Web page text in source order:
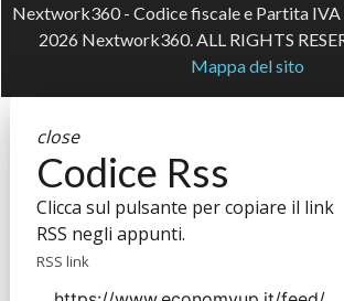
Nextwork360 - Codice fiscale e Partita
2026 Nextwork360. ALL RIGHTS
Mappa del sito
close
Codice Rss
Clicca sul pulsante per copiare il link
RSS negli appunti.
RSS link